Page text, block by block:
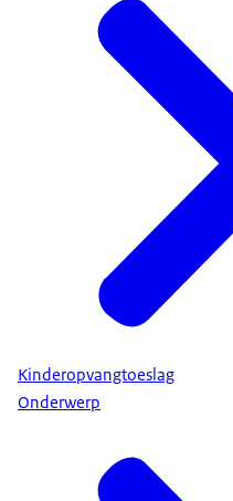
Kinderopvangtoeslag
Onderwerp